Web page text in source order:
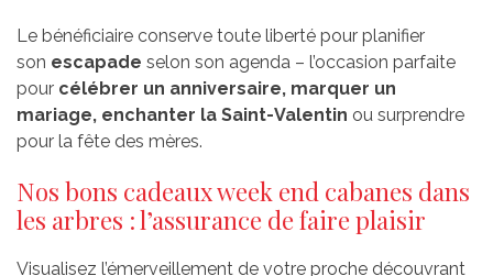
Le bénéficiaire conserve toute liberté pour planifier
son escapade selon son agenda – l’occasion parfaite
pour célébrer un anniversaire, marquer un
mariage, enchanter la Saint-Valentin ou surprendre
pour la fête des mères.
Nos bons cadeaux week end cabanes dans
les arbres : l’assurance de faire plaisir
Visualisez l’émerveillement de votre proche découvrant